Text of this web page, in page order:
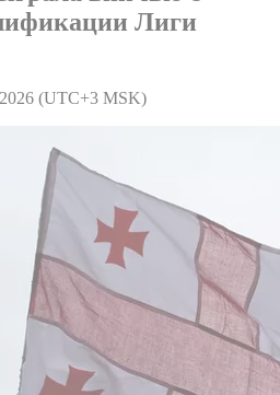
Лиги
(UTC+3 MSK)